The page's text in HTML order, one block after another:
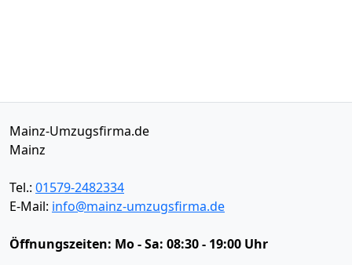
Mainz-Umzugsfirma.de
Mainz
Tel.: 01579-2482334
E-Mail: info@mainz-umzugsfirma.de
Öffnungszeiten: Mo - Sa: 08:30 - 19:00 Uhr